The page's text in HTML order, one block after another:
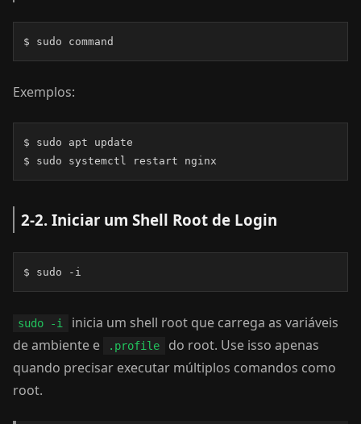
$ sudo command
Exemplos:
$ sudo apt update
$ sudo systemctl restart nginx
2-2. Iniciar um Shell Root de Login
$ sudo -i
sudo -i
inicia um shell root que carrega as variáveis
de ambiente e
.profile
do root. Use isso apenas
quando precisar executar múltiplos comandos como
root.